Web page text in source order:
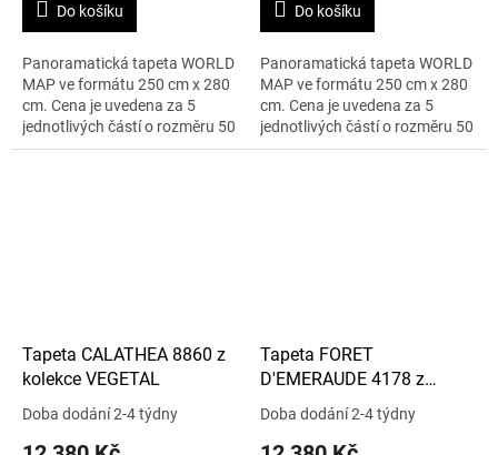
Do košíku
Panoramatická tapeta WORLD
MAP ve formátu 250 cm x 280
cm. Cena je uvedena za 5
jednotlivých částí o rozměru 50
cm x 280 cm.
Do košíku
Panoramatická tapeta WORLD
MAP ve formátu 250 cm x 280
cm. Cena je uvedena za 5
jednotlivých částí o rozměru 50
cm x 280 cm.
Tapeta CALATHEA 8860 z
kolekce VEGETAL
Doba dodání 2-4 týdny
Tapeta FORET
D'EMERAUDE 4178 z
kolekce VEGETAL
Doba dodání 2-4 týdny